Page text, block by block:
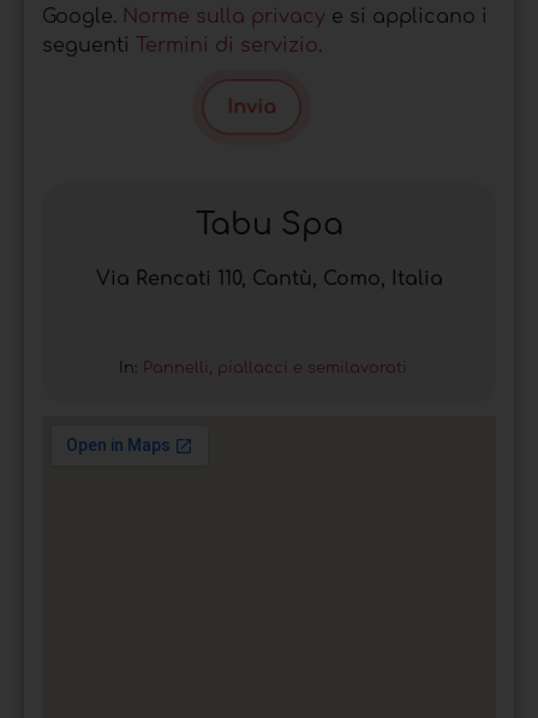
Google. Norme sulla privacy e si applicano i
seguenti
Termini di servizio.
Invia
Tabu Spa
Via Rencati 110, Cantù, Como, Italia
In: Pannelli, piallacci e semilavorati